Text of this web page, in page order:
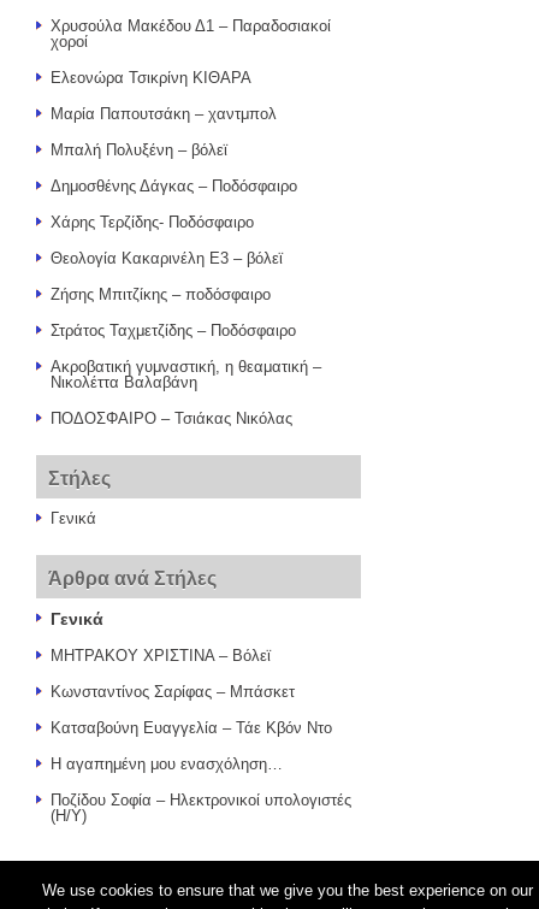
Χρυσούλα Μακέδου Δ1 – Παραδοσιακοί
χοροί
Ελεονώρα Τσικρίνη ΚΙΘΑΡΑ
Μαρία Παπουτσάκη – χαντμπολ
Μπαλή Πολυξένη – βόλεϊ
Δημοσθένης Δάγκας – Ποδόσφαιρο
Χάρης Τερζίδης- Ποδόσφαιρο
Θεολογία Κακαρινέλη Ε3 – βόλεϊ
Ζήσης Μπιτζίκης – ποδόσφαιρο
Στράτος Ταχμετζίδης – Ποδόσφαιρο
Ακροβατική γυμναστική, η θεαματική –
Νικολέττα Βαλαβάνη
ΠΟΔΟΣΦΑΙΡΟ – Τσιάκας Νικόλας
Στήλες
Γενικά
Άρθρα ανά Στήλες
Γενικά
ΜΗΤΡΑΚΟΥ ΧΡΙΣΤΙΝΑ – Βόλεϊ
Κωνσταντίνος Σαρίφας – Μπάσκετ
Κατσαβούνη Ευαγγελία – Τάε Κβόν Ντο
Η αγαπημένη μου ενασχόληση…
Ποζίδου Σοφία – Ηλεκτρονικοί υπολογιστές
(Η/Υ)
We use cookies to ensure that we give you the best experience on our